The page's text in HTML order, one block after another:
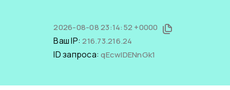
2026-08-08 23:14:52 +0000
Ваш IP:216.73.216.24
ID запроса:qEcwlDENnGk1